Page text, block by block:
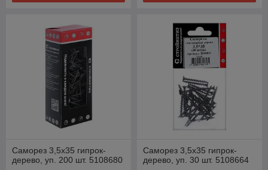
Саморез 3,5х35 гипрок-
дерево, уп. 200 шт. 5108680
Саморез 3,5х35 гипрок-
дерево, уп. 30 шт. 5108664